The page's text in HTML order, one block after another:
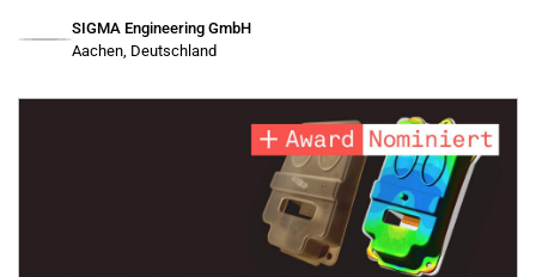
SIGMA Engineering GmbH
Aachen, Deutschland